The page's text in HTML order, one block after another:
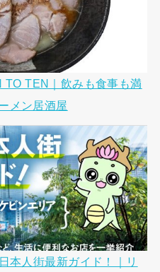
TO TEN｜飲みも食事も満
メン居酒屋
本人街最新ガイド！｜リ